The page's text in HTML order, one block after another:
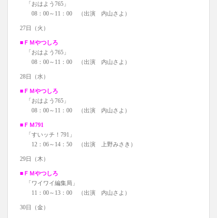
「おはよう765」
08：00～11：00 （出演 内山さよ）
27日（火）
■ＦＭやつしろ
「おはよう765」
08：00～11：00 （出演 内山さよ）
28日（水）
■ＦＭやつしろ
「おはよう765」
08：00～11：00 （出演 内山さよ）
■ＦＭ791
「すいッチ！791」
12：06～14：50 （出演 上野みさき）
29日（木）
■ＦＭやつしろ
「ワイワイ編集局」
11：00～13：00 （出演 内山さよ）
30日（金）